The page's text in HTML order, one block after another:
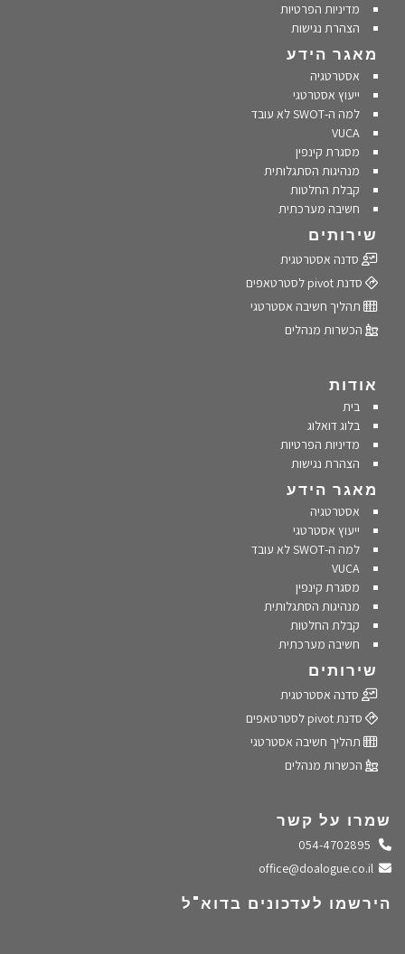
מדיניות הפרטיות
הצהרת נגישות
מאגר הידע
אסטרטגיה
ייעוץ אסטרטגי
למה ה-SWOT לא עובד
VUCA
מסגרת קינפין
מנהיגות הסתגלותית
קבלת החלטות
חשיבה מערכתית
שירותים
סדנה אסטרטגית
סדנת pivot לסטרטאפים
תהליך חשיבה אסטרטגי
הכשרות מנהלים
אודות
בית
בלוג דואלוג
מדיניות הפרטיות
הצהרת נגישות
מאגר הידע
אסטרטגיה
ייעוץ אסטרטגי
למה ה-SWOT לא עובד
VUCA
מסגרת קינפין
מנהיגות הסתגלותית
קבלת החלטות
חשיבה מערכתית
שירותים
סדנה אסטרטגית
סדנת pivot לסטרטאפים
תהליך חשיבה אסטרטגי
הכשרות מנהלים
שמרו על קשר
התקשרו אלינו
שלחו מייל
הירשמו לעדכונים בדוא"ל